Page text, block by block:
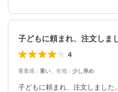
4
重量感 ： 重い 生地 ： 少し厚め
子どもに頼まれ、注文しました。